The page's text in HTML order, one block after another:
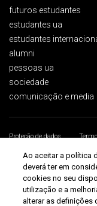
futuros estudantes
estudantes ua
estudantes
alumni
pessoas ua
sociedade
comunicação e media
Proteção de dados
Universidade de Aveiro 2026
Ao aceitar a política
deverá ter em
cookies no seu
utilização e a
alterar as definições